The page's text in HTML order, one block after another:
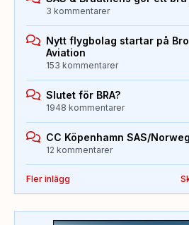
3 kommentarer
Nytt flygbolag startar på
Aviation
153 kommentarer
Slutet för BRA?
1948 kommentarer
CC Köpenhamn SAS/
12 kommentarer
Fler inlägg